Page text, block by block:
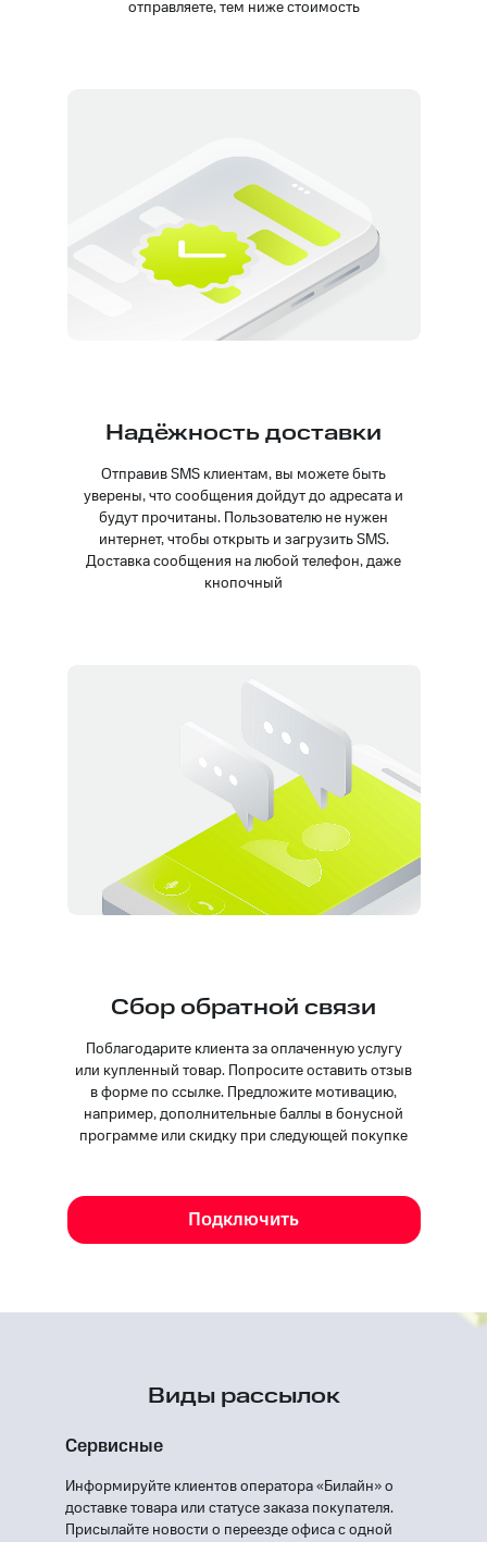
отправляете, тем ниже стоимость
Надёжность доставки
Отправив SMS клиентам, вы можете быть
уверены, что сообщения дойдут до адресата и
будут прочитаны. Пользователю не нужен
интернет, чтобы открыть и загрузить SMS.
Доставка сообщения на любой телефон, даже
кнопочный
Сбор обратной связи
Поблагодарите клиента за оплаченную услугу
или купленный товар. Попросите оставить отзыв
в форме по ссылке. Предложите мотивацию,
например, дополнительные баллы в бонусной
программе или скидку при следующей покупке
Подключить
Виды рассылок
Сервисные
Информируйте клиентов оператора «Билайн» о
доставке товара или статусе заказа покупателя.
Присылайте новости о переезде офиса с одной